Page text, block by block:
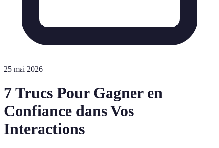
25 mai 2026
7 Trucs Pour Gagner en
Confiance dans Vos
Interactions